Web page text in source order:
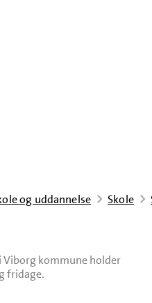
og uddannelse Skole
Viborg kommune holder
fridage.